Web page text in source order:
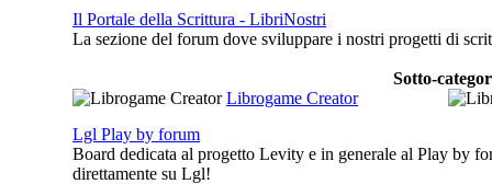
Il Portale della Scrittura - LibriNostri
La sezione del forum dove sviluppare i nostri progetti di
Sotto-
Librogame Creator
Lgl Play by forum
Board dedicata al progetto Levity e in generale al Play by
direttamente su Lgl!